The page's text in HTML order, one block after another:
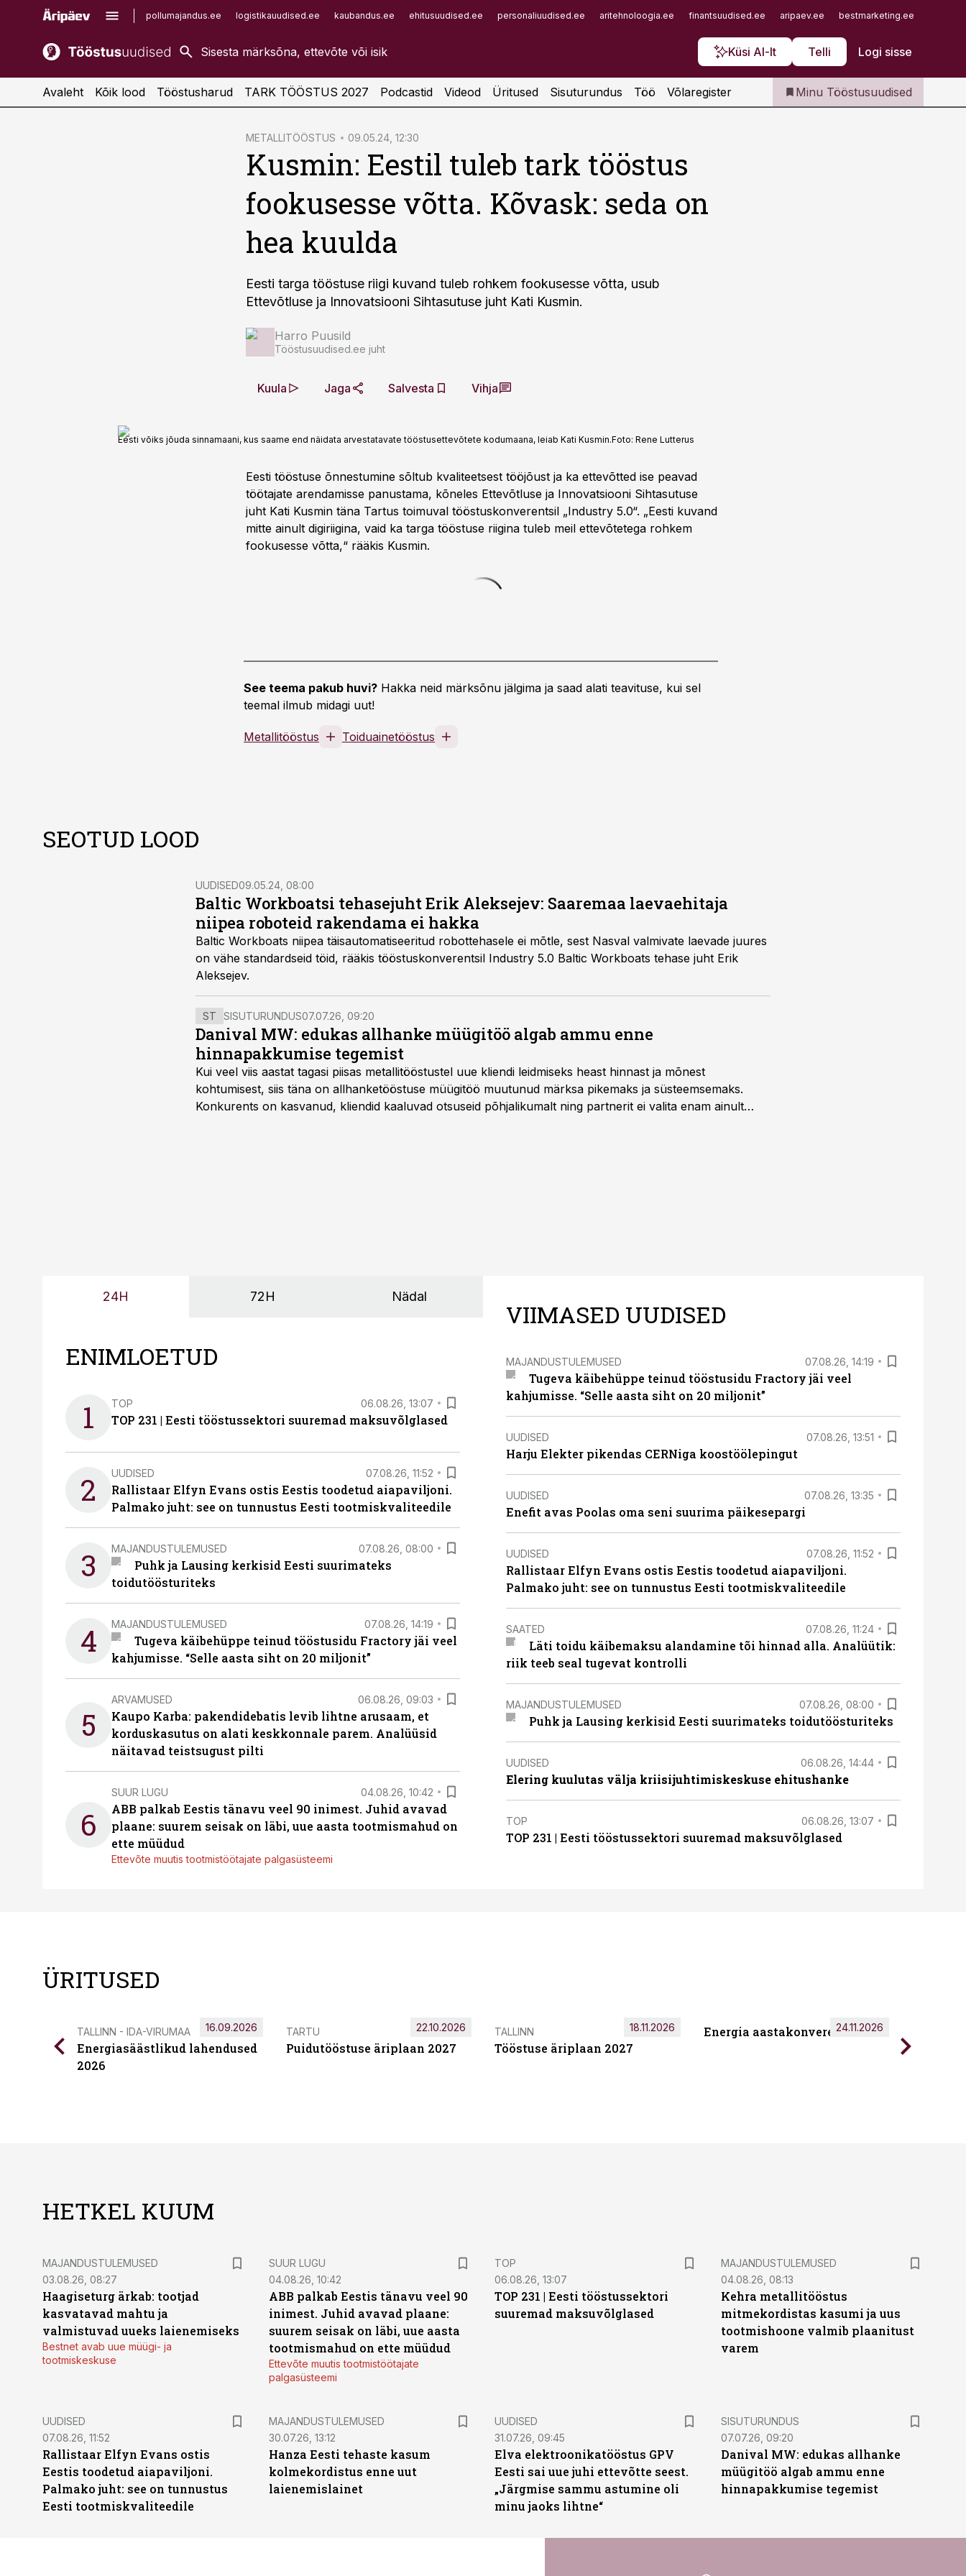
pollumajandus.ee logistikauudised.ee kaubandus.ee ehitusuudised.ee personaliuudised.ee aritehnoloogia.ee finantsuudised.ee aripaev.ee bestmarketing.ee
Küsi AI-lt Telli Logi sisse
kaubandus.ee
kinnisvarauudised.ee
imelineajalugu.ee
Infopank
Iseteenindus
Telli Tööstusuudised
Avaleht Kõik lood Tööstusharud TARK TÖÖSTUS 2027 Podcastid Videod Üritused Sisuturundus Töö Võlaregister Minu Tööstusuudised
METALLITÖÖSTUS 09.05.24, 12:30
Kusmin: Eestil tuleb tark tööstus
fookusesse võtta. Kõvask: seda on
hea kuulda
Eesti targa tööstuse riigi kuvand tuleb rohkem fookusesse võtta, usub
Ettevõtluse ja Innovatsiooni Sihtasutuse juht Kati Kusmin.
Harro Puusild
Tööstusuudised.ee juht
Kuula Jaga Salvesta Vihja
Eesti võiks jõuda sinnamaani, kus saame end näidata arvestatavate tööstusettevõtete kodumaana, leiab Kati Kusmin.Foto: Rene Lutterus
Eesti tööstuse õnnestumine sõltub kvaliteetsest tööjõust ja ka ettevõtted ise peavad
töötajate arendamisse panustama, kõneles Ettevõtluse ja Innovatsiooni Sihtasutuse
juht Kati Kusmin täna Tartus toimuval tööstuskonverentsil „Industry 5.0“. „Eesti kuvand
mitte ainult digiriigina, vaid ka targa tööstuse riigina tuleb meil ettevõtetega rohkem
fookusesse võtta,“ rääkis Kusmin.
See teema pakub huvi? Hakka neid märksõnu jälgima ja saad alati teavituse, kui sel
teemal ilmub midagi uut!
Metallitööstus Toiduainetööstus
SEOTUD LOOD
UUDISED09.05.24, 08:00
Baltic Workboatsi tehasejuht Erik Aleksejev: Saaremaa laevaehitaja
niipea roboteid rakendama ei hakka
Baltic Workboats niipea täisautomatiseeritud robottehasele ei mõtle, sest Nasval valmivate laevade juures
on vähe standardseid töid, rääkis tööstuskonverentsil Industry 5.0 Baltic Workboats tehase juht Erik
Aleksejev.
ST SISUTURUNDUS07.07.26, 09:20
Danival MW: edukas allhanke müügitöö algab ammu enne
hinnapakkumise tegemist
Kui veel viis aastat tagasi piisas metallitööstustel uue kliendi leidmiseks heast hinnast ja mõnest
kohtumisest, siis täna on allhanketööstuse müügitöö muutunud märksa pikemaks ja süsteemsemaks.
Konkurents on kasvanud, kliendid kaaluvad otsuseid põhjalikumalt ning partnerit ei valita enam ainult
24H 72H Nädal
ENIMLOETUD
1 TOP 06.08.26, 13:07
TOP 231 | Eesti tööstussektori suuremad maksuvõlglased
2 UUDISED 07.08.26, 11:52
Rallistaar Elfyn Evans ostis Eestis toodetud aiapaviljoni.
Palmako juht: see on tunnustus Eesti tootmiskvaliteedile
3 MAJANDUSTULEMUSED 07.08.26, 08:00
Puhk ja Lausing kerkisid Eesti suurimateks
toidutöösturiteks
4 MAJANDUSTULEMUSED 07.08.26, 14:19
Tugeva käibehüppe teinud tööstusidu Fractory jäi veel
kahjumisse. “Selle aasta siht on 20 miljonit”
5
ARVAMUSED 06.08.26, 09:03
Kaupo Karba: pakendidebatis levib lihtne arusaam, et
korduskasutus on alati keskkonnale parem. Analüüsid
näitavad teistsugust pilti
6
SUUR LUGU 04.08.26, 10:42
ABB palkab Eestis tänavu veel 90 inimest. Juhid avavad
plaane: suurem seisak on läbi, uue aasta tootmismahud on
ette müüdud
Ettevõte muutis tootmistöötajate palgasüsteemi
VIIMASED UUDISED
MAJANDUSTULEMUSED 07.08.26, 14:19
Tugeva käibehüppe teinud tööstusidu Fractory jäi veel
kahjumisse. “Selle aasta siht on 20 miljonit”
UUDISED 07.08.26, 13:51
Harju Elekter pikendas CERNiga koostöölepingut
UUDISED 07.08.26, 13:35
Enefit avas Poolas oma seni suurima päikesepargi
UUDISED 07.08.26, 11:52
Rallistaar Elfyn Evans ostis Eestis toodetud aiapaviljoni.
Palmako juht: see on tunnustus Eesti tootmiskvaliteedile
SAATED 07.08.26, 11:24
Läti toidu käibemaksu alandamine tõi hinnad alla. Analüütik:
riik teeb seal tugevat kontrolli
MAJANDUSTULEMUSED 07.08.26, 08:00
Puhk ja Lausing kerkisid Eesti suurimateks toidutöösturiteks
UUDISED 06.08.26, 14:44
Elering kuulutas välja kriisijuhtimiskeskuse ehitushanke
TOP 06.08.26, 13:07
TOP 231 | Eesti tööstussektori suuremad maksuvõlglased
ÜRITUSED
TALLINN - IDA-VIRUMAA
Energiasäästlikud lahendused
2026
16.09.2026 TARTU
Puidutööstuse äriplaan 2027
22.10.2026 TALLINN
Tööstuse äriplaan 2027
18.11.2026 Energia aastakonverents 2026
24.11.2026
HETKEL KUUM
MAJANDUSTULEMUSED
03.08.26, 08:27
Haagiseturg ärkab: tootjad
kasvatavad mahtu ja
valmistuvad uueks laienemiseks
Bestnet avab uue müügi- ja
tootmiskeskuse
SUUR LUGU
04.08.26, 10:42
ABB palkab Eestis tänavu veel 90
inimest. Juhid avavad plaane:
suurem seisak on läbi, uue aasta
tootmismahud on ette müüdud
Ettevõte muutis tootmistöötajate
palgasüsteemi
TOP
06.08.26, 13:07
TOP 231 | Eesti tööstussektori
suuremad maksuvõlglased
MAJANDUSTULEMUSED
04.08.26, 08:13
Kehra metallitööstus
mitmekordistas kasumi ja uus
tootmishoone valmib plaanitust
varem
UUDISED
07.08.26, 11:52
Rallistaar Elfyn Evans ostis
Eestis toodetud aiapaviljoni.
Palmako juht: see on tunnustus
Eesti tootmiskvaliteedile
MAJANDUSTULEMUSED
30.07.26, 13:12
Hanza Eesti tehaste kasum
kolmekordistus enne uut
laienemislainet
UUDISED
31.07.26, 09:45
Elva elektroonikatööstus GPV
Eesti sai uue juhi ettevõtte seest.
„Järgmise sammu astumine oli
minu jaoks lihtne“
ST
SISUTURUNDUS
07.07.26, 09:20
Danival MW: edukas allhanke
müügitöö algab ammu enne
hinnapakkumise tegemist